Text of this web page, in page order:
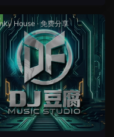
House ·免费分享